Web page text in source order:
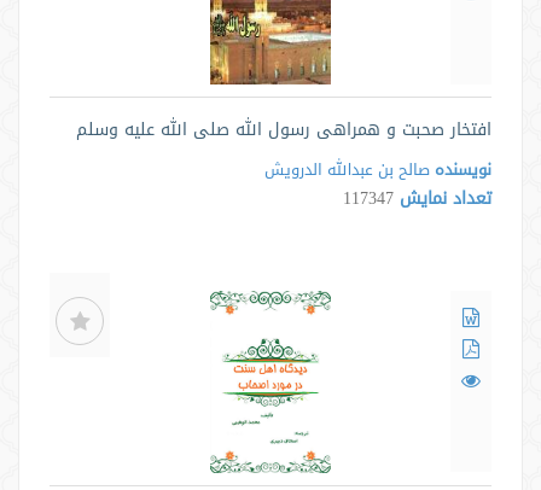
افتخار صحبت و همراهی رسول الله صلی الله علیه وسلم
نویسنده صالح بن عبدالله الدرويش
تعداد نمایش 117347